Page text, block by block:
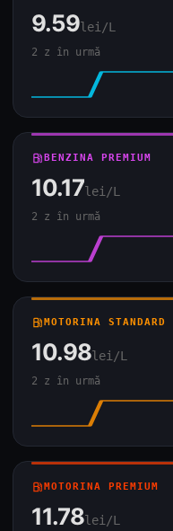
9.59lei/L
2 z în urmă
local_gas_stationBENZINA PREMIUM
10.17lei/L
2 z în urmă
local_gas_stationMOTORINA STANDARD
10.98lei/L
2 z în urmă
local_gas_stationMOTORINA PREMIUM
11.78lei/L